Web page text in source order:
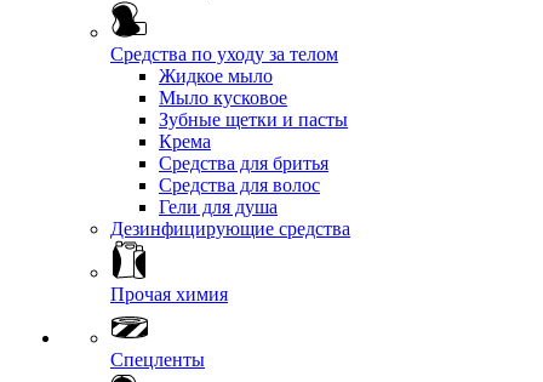
Средства по уходу за телом
Жидкое мыло
Мыло кусковое
Зубные щетки и пасты
Крема
Средства для бритья
Средства для волос
Гели для душа
Дезинфицирующие средства
Прочая химия
Спецленты